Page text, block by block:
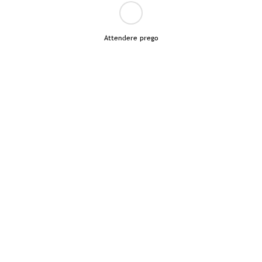
Attendere prego